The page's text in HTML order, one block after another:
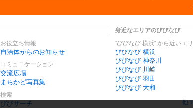
お役立ち情報
自治体からのお知らせ
コミュニケーション
交流広場
まちかど写真集
検索
びびサーチ
身近なエリアのびびなび
"びびなび 横浜" から近いエ
びびなび 横浜
びびなび 神奈川
びびなび 川崎
びびなび 羽田
びびなび 大和
他